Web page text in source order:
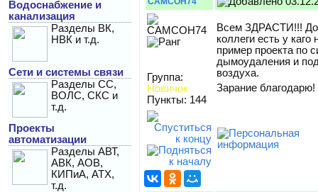
Водоснабжение и
канализация
Разделы ВК,
НВК и т.д.
Сети и системы связи
Разделы СС,
ВОЛС, СКС и
т.д.
Проекты
автоматизации
Разделы АВТ,
АВК, АОВ,
КИПиА, АТХ,
т.д.
Группа:
Новичок
Пункты: 144
Всем ЗДРАСТИ!!!
коллеги есть у каго
пример проекта по
дымоудаления и
воздуха.
Зарание благодарю!